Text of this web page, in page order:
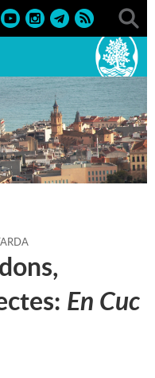
> Biblioteca
En Cuc